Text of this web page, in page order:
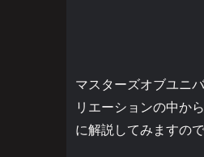
マスターズオブユニ
リエーションの中か
に解説してみますの